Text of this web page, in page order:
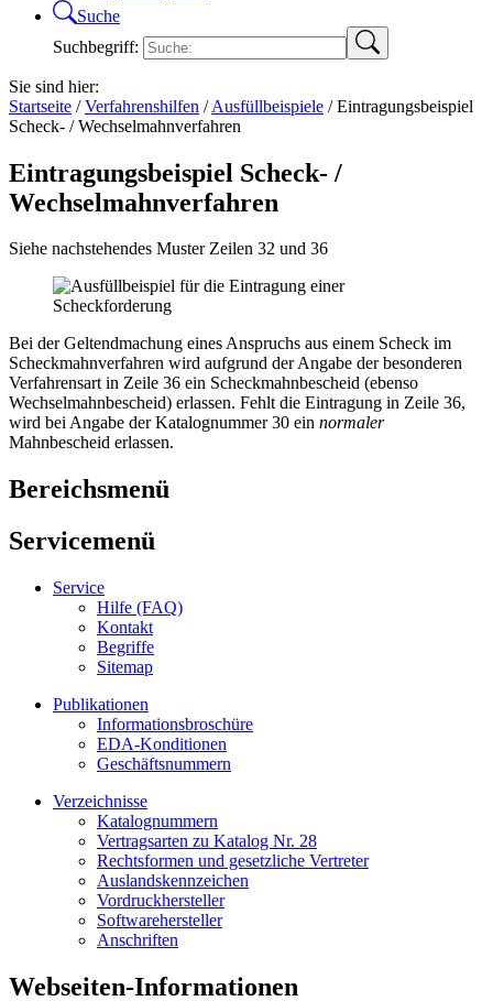
Suche
Suchbegriff:
Sie sind hier:
Startseite /Verfahrenshilfen /Ausfüllbeispiele /Eintragungsbeispiel
Scheck- / Wechselmahnverfahren
Eintragungsbeispiel Scheck- /
Wechselmahnverfahren
Siehe nachstehendes Muster Zeilen 32 und 36
Bei der Geltendmachung eines Anspruchs aus einem Scheck im
Scheckmahnverfahren wird aufgrund der Angabe der besonderen
Verfahrensart in Zeile 36 ein Scheckmahnbescheid (ebenso
Wechselmahnbescheid) erlassen. Fehlt die Eintragung in Zeile 36,
wird bei Angabe der Katalognummer 30 ein normaler
Mahnbescheid erlassen.
Bereichsmenü
Servicemenü
Service
Hilfe (FAQ)
Kontakt
Begriffe
Sitemap
Publikationen
Informationsbroschüre
EDA-Konditionen
Geschäftsnummern
Verzeichnisse
Katalognummern
Vertragsarten zu Katalog Nr. 28
Rechtsformen und gesetzliche Vertreter
Auslandskennzeichen
Vordruckhersteller
Softwarehersteller
Anschriften
Webseiten-Informationen